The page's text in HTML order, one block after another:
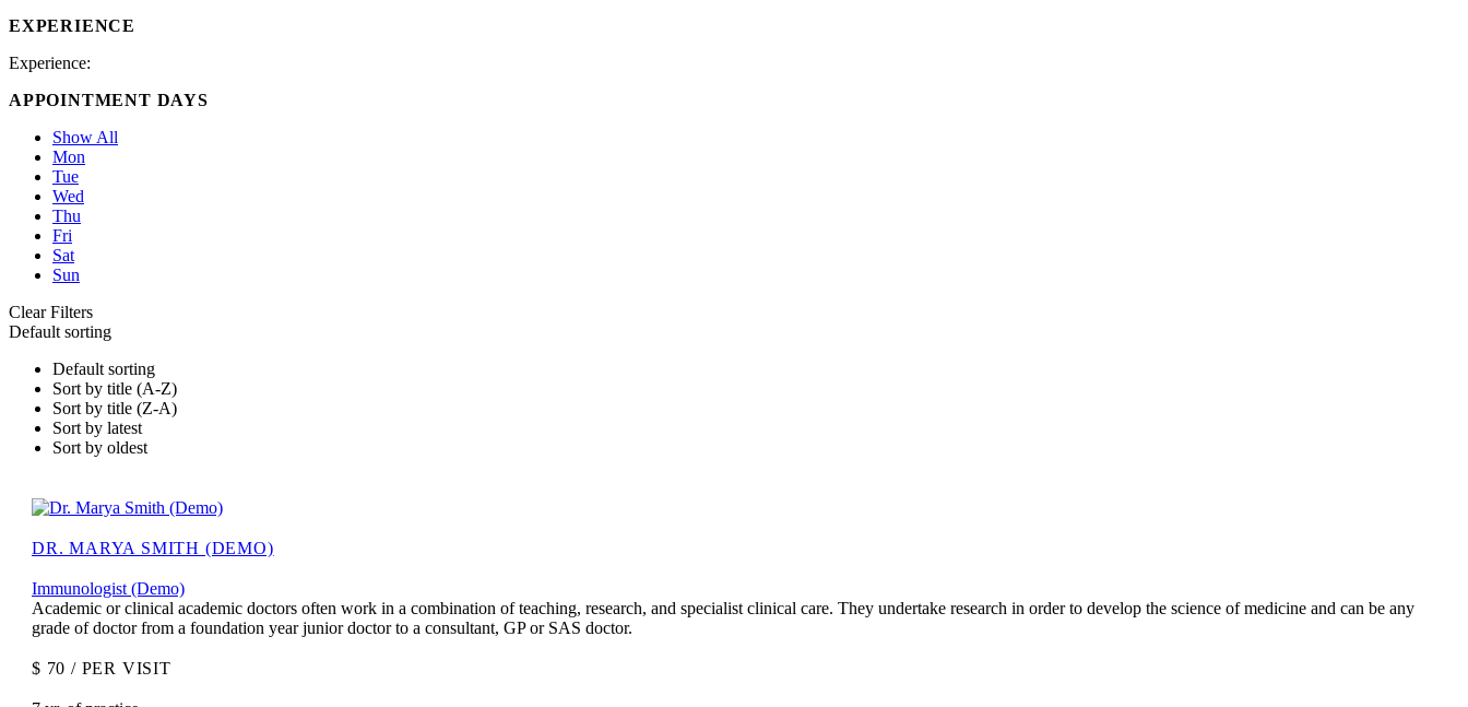
EXPERIENCE
Experience:
APPOINTMENT DAYS
Show All
Mon
Tue
Wed
Thu
Fri
Sat
Sun
Clear Filters
Default sorting
Default sorting
Sort by title (A-Z)
Sort by title (Z-A)
Sort by latest
Sort by oldest
DR. MARYA SMITH (DEMO)
Immunologist (Demo)
Academic or clinical academic doctors often work in a combination of teaching, research, and specialist clinical care. They undertake research in order to develop the science of medicine and can be any
grade of doctor from a foundation year junior doctor to a consultant, GP or SAS doctor.
$ 70 / PER VISIT